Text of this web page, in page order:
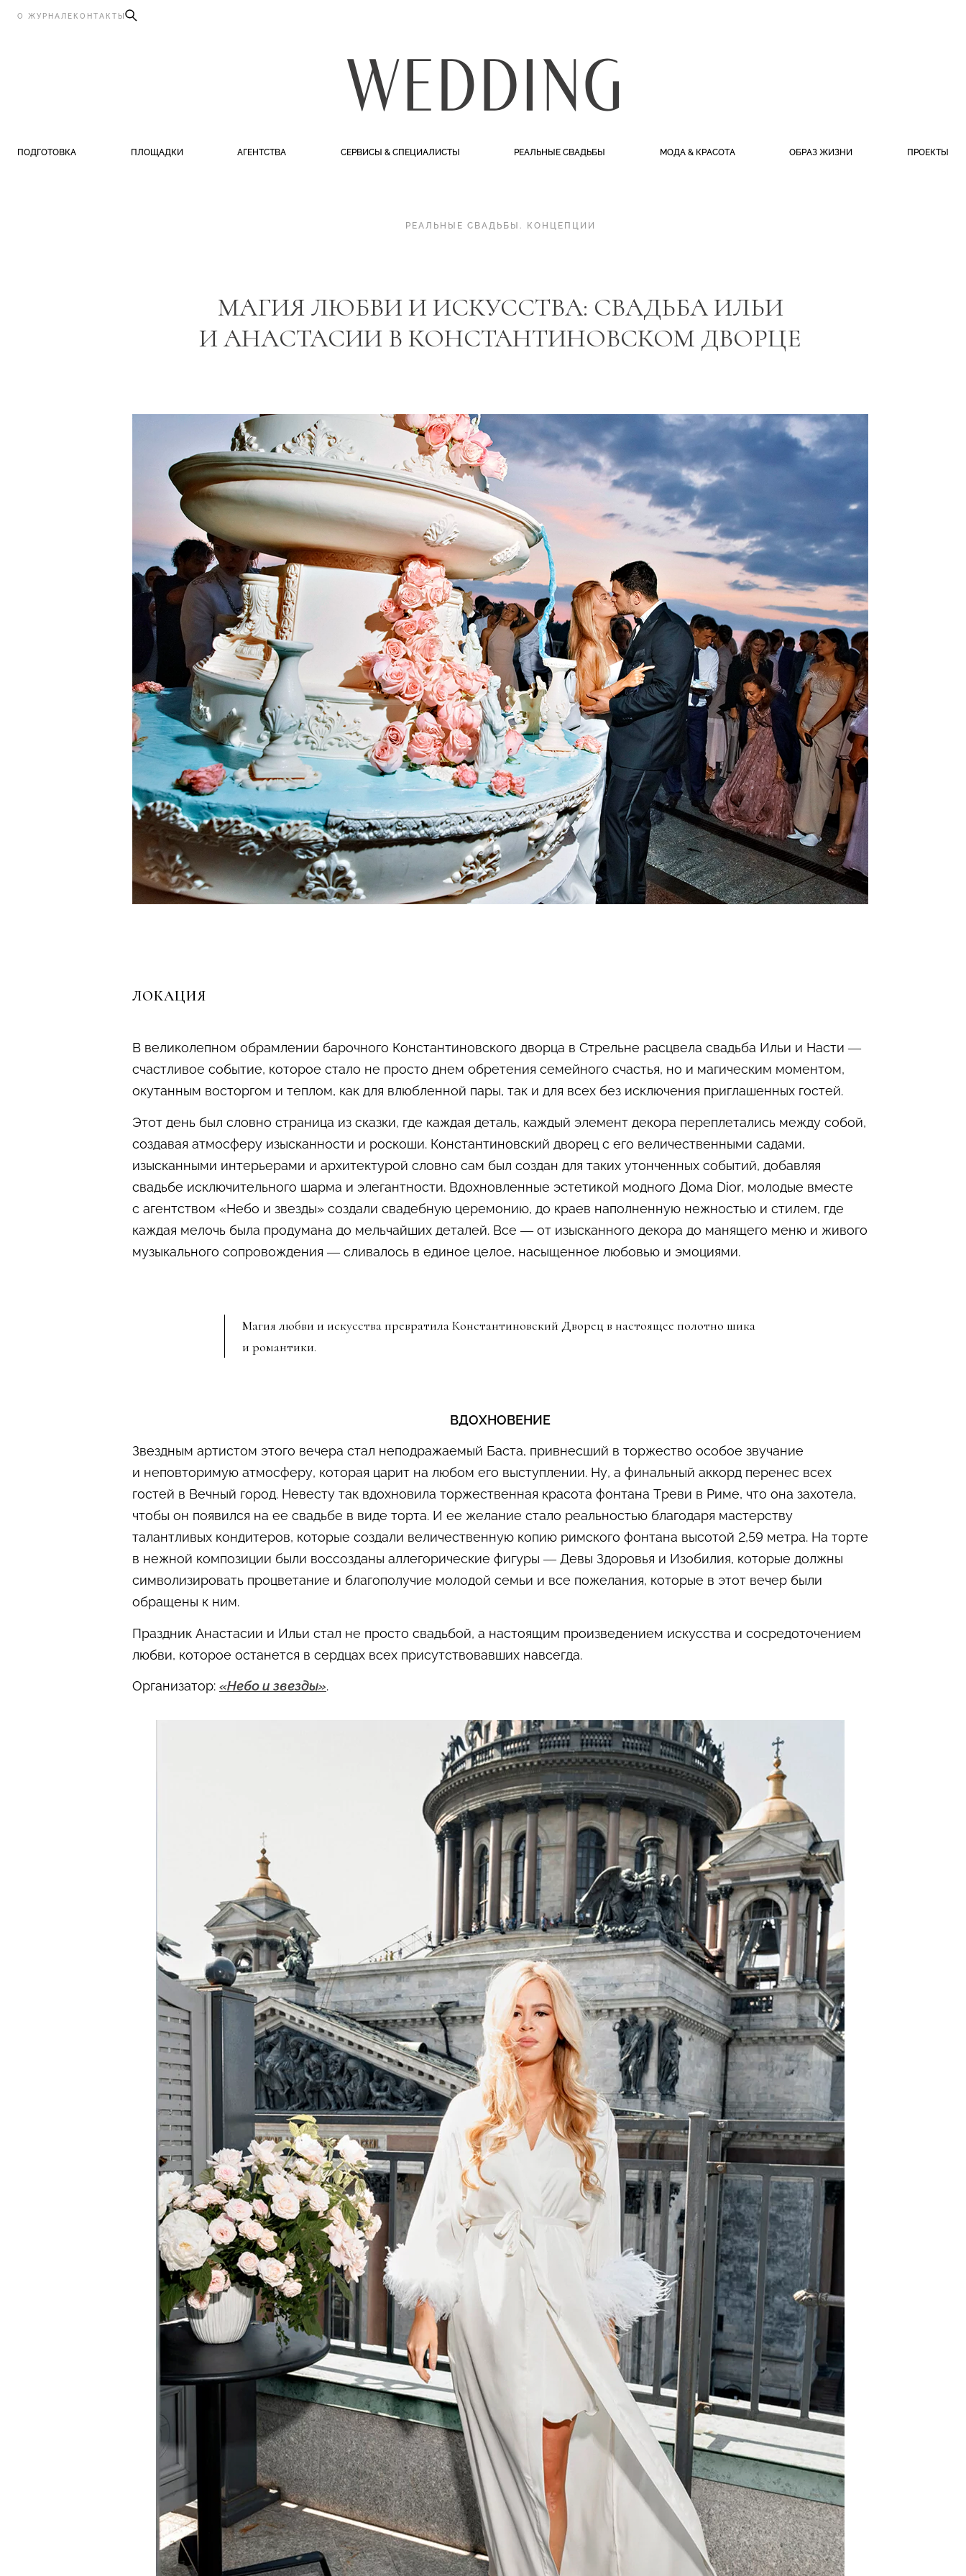
О ЖУРНАЛЕ КОНТАКТЫ
ПОДГОТОВКА ПЛОЩАДКИ АГЕНТСТВА СЕРВИСЫ & СПЕЦИАЛИСТЫ РЕАЛЬНЫЕ СВАДЬБЫ МОДА & КРАСОТА ОБРАЗ ЖИЗНИ ПРОЕКТЫ
РЕАЛЬНЫЕ СВАДЬБЫ . КОНЦЕПЦИИ
МАГИЯ ЛЮБВИ И ИСКУССТВА: СВАДЬБА ИЛЬИ
И АНАСТАСИИ В КОНСТАНТИНОВСКОМ ДВОРЦЕ
ЛОКАЦИЯ
В великолепном обрамлении барочного Константиновского дворца в Стрельне расцвела свадьба Ильи и Насти —
счастливое событие, которое стало не просто днем обретения семейного счастья, но и магическим моментом,
окутанным восторгом и теплом, как для влюбленной пары, так и для всех без исключения приглашенных гостей.
Этот день был словно страница из сказки, где каждая деталь, каждый элемент декора переплетались между собой,
создавая атмосферу изысканности и роскоши. Константиновский дворец с его величественными садами,
изысканными интерьерами и архитектурой словно сам был создан для таких утонченных событий, добавляя
свадьбе исключительного шарма и элегантности. Вдохновленные эстетикой модного Дома Dior, молодые вместе
с агентством «Небо и звезды» создали свадебную церемонию, до краев наполненную нежностью и стилем, где
каждая мелочь была продумана до мельчайших деталей. Все — от изысканного декора до манящего меню и живого
музыкального сопровождения — сливалось в единое целое, насыщенное любовью и эмоциями.
Магия любви и искусства превратила Константиновский Дворец в настоящее полотно шика
и романтики.
ВДОХНОВЕНИЕ
Звездным артистом этого вечера стал неподражаемый Баста, привнесший в торжество особое звучание
и неповторимую атмосферу, которая царит на любом его выступлении. Ну, а финальный аккорд перенес всех
гостей в Вечный город. Невесту так вдохновила торжественная красота фонтана Треви в Риме, что она захотела,
чтобы он появился на ее свадьбе в виде торта. И ее желание стало реальностью благодаря мастерству
талантливых кондитеров, которые создали величественную копию римского фонтана высотой 2,59 метра. На торте
в нежной композиции были воссозданы аллегорические фигуры — Девы Здоровья и Изобилия, которые должны
символизировать процветание и благополучие молодой семьи и все пожелания, которые в этот вечер были
обращены к ним.
Праздник Анастасии и Ильи стал не просто свадьбой, а настоящим произведением искусства и сосредоточением
любви, которое останется в сердцах всех присутствовавших навсегда.
Организатор: «Небо и звезды».